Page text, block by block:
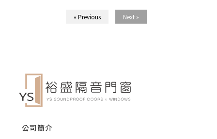
« Previous Next »
公司簡介